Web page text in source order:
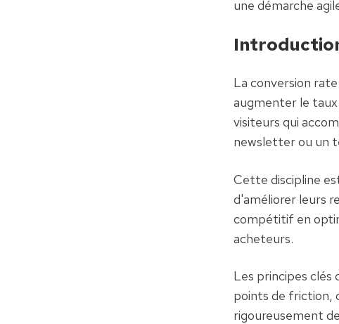
une démarche
La conversion
augmenter le
visiteurs qui
newsletter ou un
Cette discipline
d'améliorer leurs
compétitif en
acheteurs.
Les principes clés
points de friction,
rigoureusement